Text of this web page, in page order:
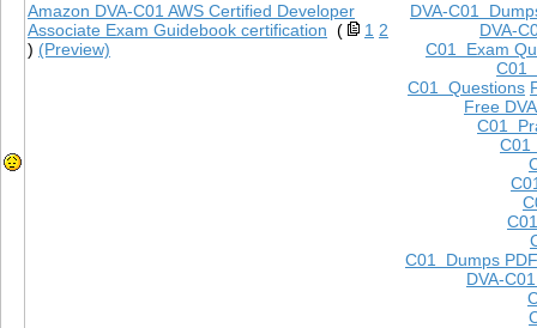
DVA-C01
DVA-
C01 Exam
C01
C01 Questions
Free
C01
C01
C01 Dumps PDF
DVA-
Amazon DVA-C01 AWS Certified Developer
Associate Exam Guidebook certification ( 1 2
) (Preview)